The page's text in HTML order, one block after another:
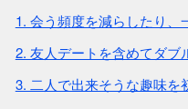
1. 会う頻度を減らしたり、
2. 友人デートを含めてダブ
3. 二人で出来そうな趣味を